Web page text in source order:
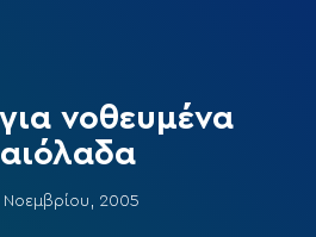
νοθευμένα
Νοεμβρίου, 2005